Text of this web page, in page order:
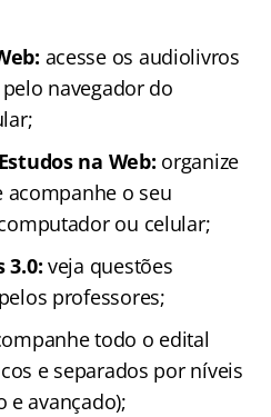
acesse os audiolivros
navegador do
na Web: organize
acompanhe o seu
ou celular;
3.0: veja questões
professores;
todo o edital
e separados por níveis
e avançado);